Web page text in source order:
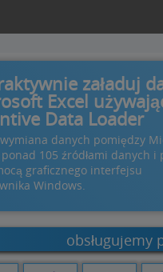
załaduj
Excel
Data Loader
danych pomiędzy
ponad 105 źródłami danych i
graficznego interfejsu
Windows.
obsługujemy